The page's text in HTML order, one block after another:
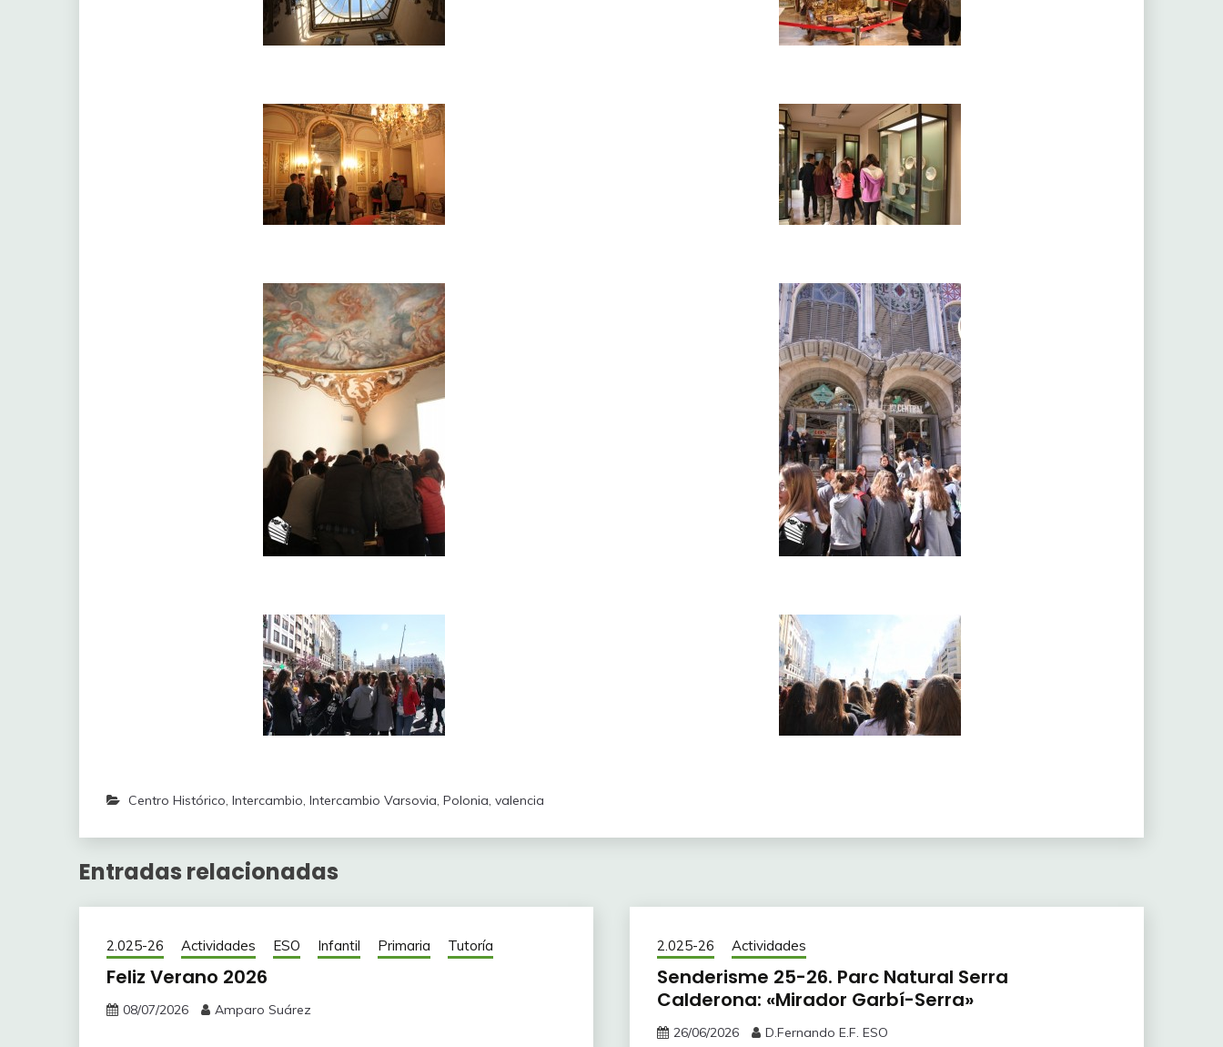
Centro Histórico, Intercambio, Intercambio Varsovia, Polonia, valencia
Entradas relacionadas
2.025-26 Actividades ESO Infantil Primaria Tutoría
Feliz Verano 2026
08/07/2026 Amparo Suárez
2.025-26 Actividades
Senderisme 25-26. Parc Natural Serra
Calderona: «Mirador Garbí-Serra»
26/06/2026 D.Fernando E.F. ESO